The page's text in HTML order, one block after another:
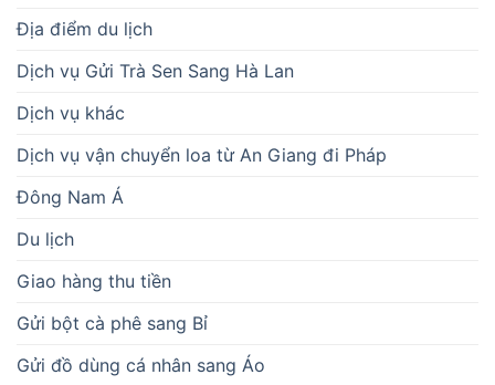
Địa điểm du lịch
Dịch vụ Gửi Trà Sen Sang Hà Lan
Dịch vụ khác
Dịch vụ vận chuyển loa từ An Giang đi Pháp
Đông Nam Á
Du lịch
Giao hàng thu tiền
Gửi bột cà phê sang Bỉ
Gửi đồ dùng cá nhân sang Áo